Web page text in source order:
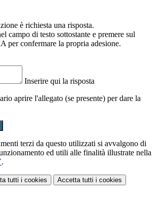
è richiesta una risposta.
campo di testo sottostante e premere sul
per confermare la propria adesione.
Inserire qui la risposta
aprire l'allegato (se presente) per dare la
terzi da questo utilizzati si avvalgono di
ed utili alle finalità illustrate nella
.
tutti i cookies Accetta tutti i cookies